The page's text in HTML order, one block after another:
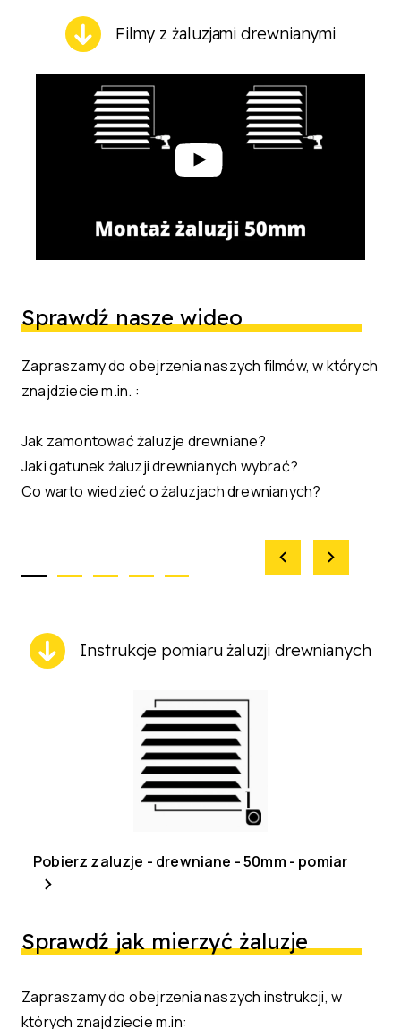
Filmy z żaluzjami drewnianymi
Sprawdź nasze wideo
Zapraszamy do obejrzenia naszych filmów, w których
znajdziecie m.in. :
Jak zamontować żaluzje drewniane?
Jaki gatunek żaluzji drewnianych wybrać?
Co warto wiedzieć o żaluzjach drewnianych?
Instrukcje pomiaru żaluzji drewnianych
Pobierz zaluzje - drewniane - 50mm - pomiar
Sprawdź jak mierzyć żaluzje
Zapraszamy do obejrzenia naszych instrukcji, w
których znajdziecie m.in: